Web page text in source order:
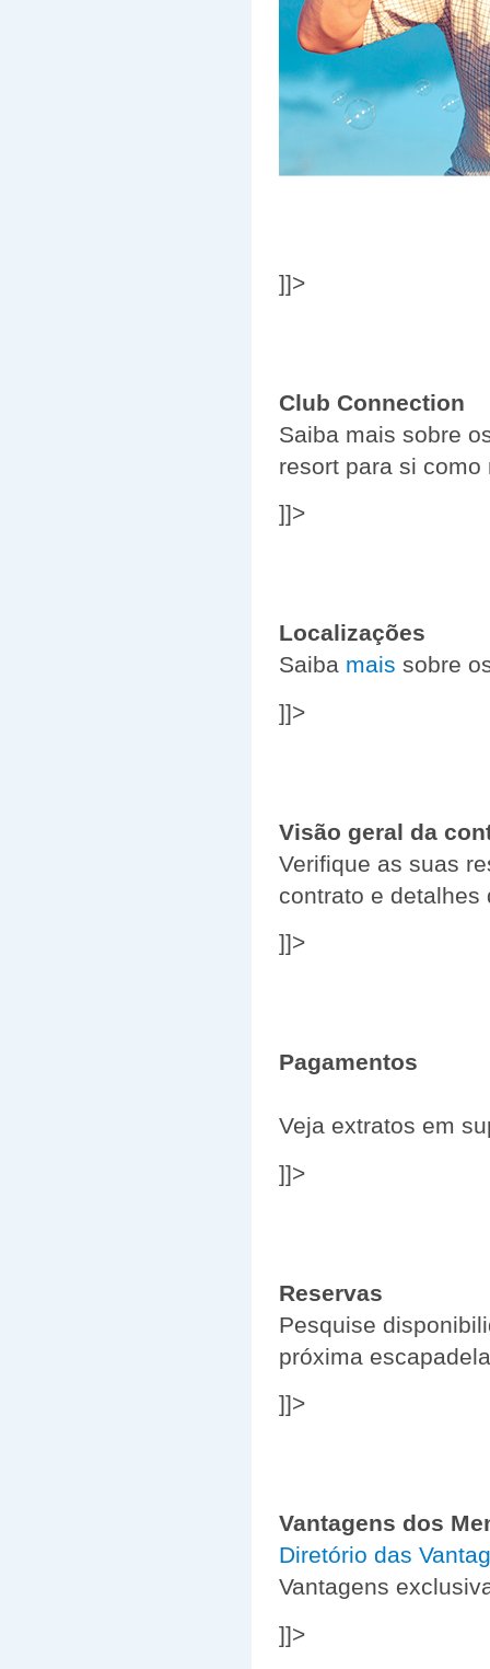
]]>
Club Connection
Saiba mais sobre
resort para si
]]>
Localizações
Saiba mais sobre
]]>
Visão geral da
Verifique as suas
contrato e detalhes
]]>
Pagamentos
Veja extratos em
]]>
Reservas
Pesquise
próxima
]]>
Vantagens dos
Diretório das
Vantagens
]]>